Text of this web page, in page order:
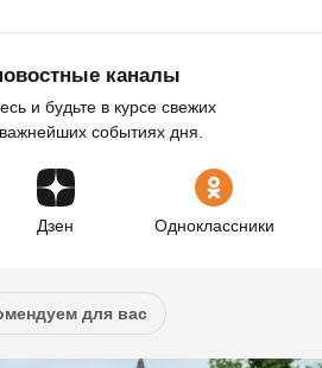
каналы
и будьте в курсе свежих
событиях дня.
Дзен Одноклассники
для вас